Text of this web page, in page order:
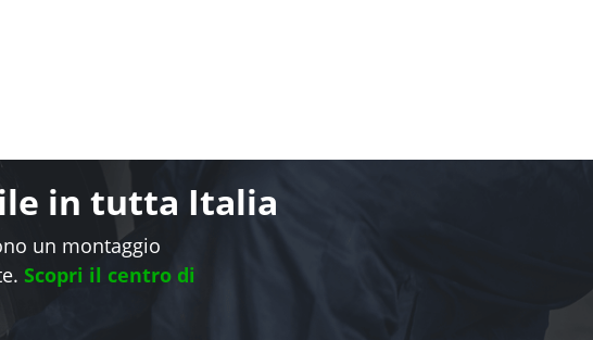
in tutta Italia
un montaggio
Scopri il centro di